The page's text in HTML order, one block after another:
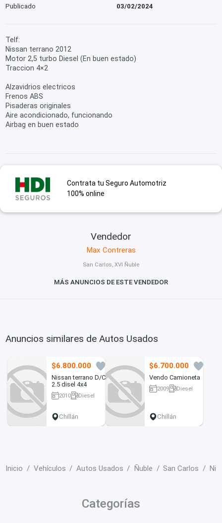
Publicado
03/02/2024
Telf:
Nissan terrano 2012
Motor 2,5 turbo Diesel (En buen estado)
Traccion 4×2
Alzavidrios electricos
Frenos ABS
Pisaderas originales
Aire acondicionado, funcionando
Airbag en buen estado
Contrata tu Seguro Automotriz
100% online
Vendedor
Max Contreras
San Carlos, XVI Ñuble
MÁS ANUNCIOS DE ESTE VENDEDOR
Anuncios similares de Autos Usados
$6.800.000
Nissan terrano D/C
2.5 disel 4x4
2010
Diesel
Chillán
$6.700.000
Vendo Camioneta
2009
Diesel
Chillán
Inicio Vehículos Autos Usados Ñuble San Carlos
Categorías